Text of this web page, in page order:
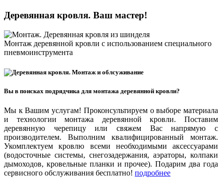
Шатровая кровля
Деревянная кровля. Ваш мастер!
Монтаж деревянной кровли с использованием специального
пневмоинструмента
Вы в поисках подрядчика для монтажа деревянной кровли?
Мы к Вашим услугам! Проконсультируем о выборе материала
и технологии монтажа деревянной кровли. Поставим
деревянную черепицу или свяжем Вас напрямую с
производителем. Выполним квалифицированный монтаж.
Укомплектуем кровлю всеми необходимыми аксессуарами
(водосточные системы, снегозадержания, аэраторы, колпаки
дымоходов, кровельные планки и прочее). Подарим два года
сервисного обслуживания бесплатно! подробнее